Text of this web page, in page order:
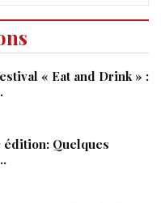
« Eat and Drink » :
Quelques